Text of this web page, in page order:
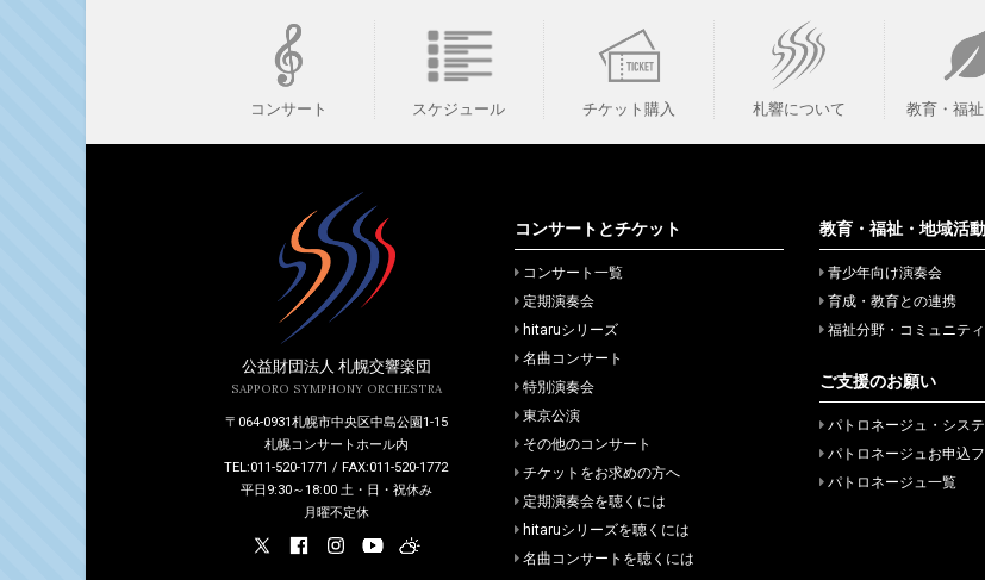
コンサート スケジュール チケット購入 札響について 教育・福
公益財団法人 札幌交響楽団
SAPPORO SYMPHONY ORCHESTRA
〒064-0931札幌市中央区中島公園1-15
札幌コンサートホール内
TEL:011-520-1771 / FAX:011-520-1772
平日9:30～18:00 土・日・祝休み
月曜不定休
コンサートとチケット
コンサート一覧
定期演奏会
hitaruシリーズ
名曲コンサート
特別演奏会
東京公演
その他のコンサート
チケットをお求めの方へ
定期演奏会を聴くには
hitaruシリーズを聴くには
名曲コンサートを聴くには
教育・福祉・地域活動
青少年向け演奏会
育成・教育との連携
福祉分野・コミュニテ
ご支援のお願い
パトロネージュ・シス
パトロネージュお申込
パトロネージュ一覧